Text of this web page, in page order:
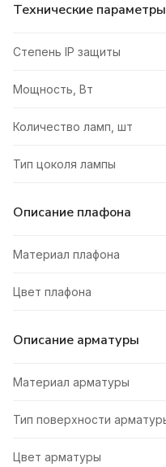
Технические параметры
Степень IP защиты
Мощность, Вт
Количество ламп, шт
Тип цоколя лампы
Описание плафона
Материал плафона
Цвет плафона
Описание арматуры
Материал арматуры
Тип поверхности
Цвет арматуры